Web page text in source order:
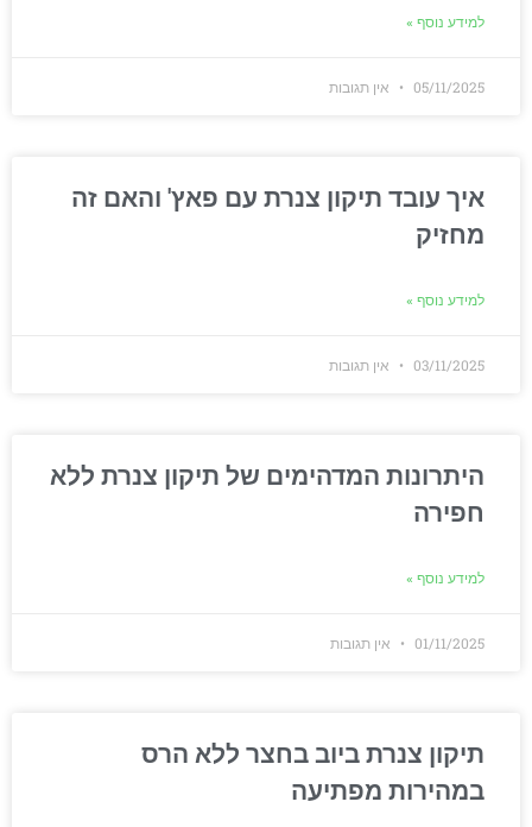
למידע נוסף »
05/11/2025 אין תגובות
איך עובד תיקון צנרת עם פאץ' והאם זה
מחזיק
למידע נוסף »
03/11/2025 אין תגובות
היתרונות המדהימים של תיקון צנרת ללא
חפירה
למידע נוסף »
01/11/2025 אין תגובות
תיקון צנרת ביוב בחצר ללא הרס
במהירות מפתיעה